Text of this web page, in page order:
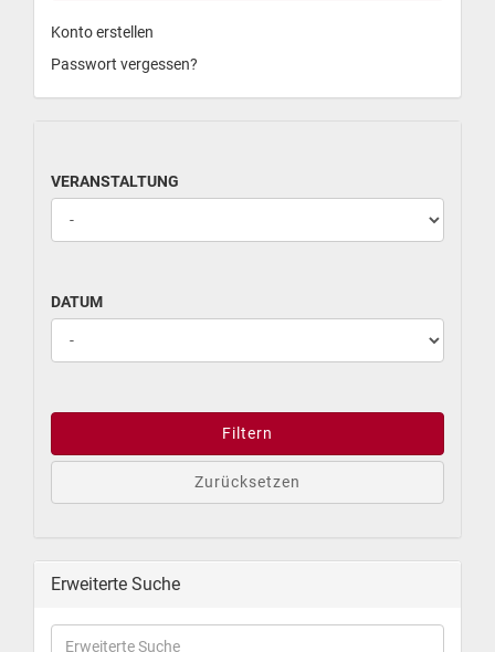
Konto erstellen
Passwort vergessen?
VERANSTALTUNG
DATUM
Filtern
Zurücksetzen
Erweiterte Suche